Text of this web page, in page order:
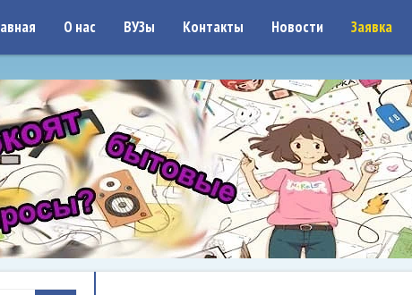
site-verification: google7a917c261df1566b.html
О нас ВУЗы Контакты Новости Заявка